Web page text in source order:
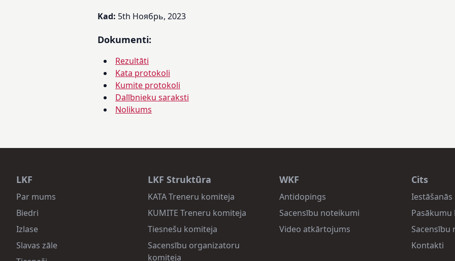
Kad: 5th Ноябрь, 2023
Dokumenti:
Rezultāti
Kata protokoli
Kumite protokoli
Dalībnieku saraksti
Nolikums
LKF
Par mums
Biedri
Izlase
Slavas zāle
LKF Struktūra
KATA Treneru komiteja
KUMITE Treneru komiteja
Tiesnešu komiteja
Sacensību organizatoru
komiteja
WKF
Antidopings
Sacensību noteikumi
Video atkārtojums
Cits
Pasākumu
Sacensību
Kontakti